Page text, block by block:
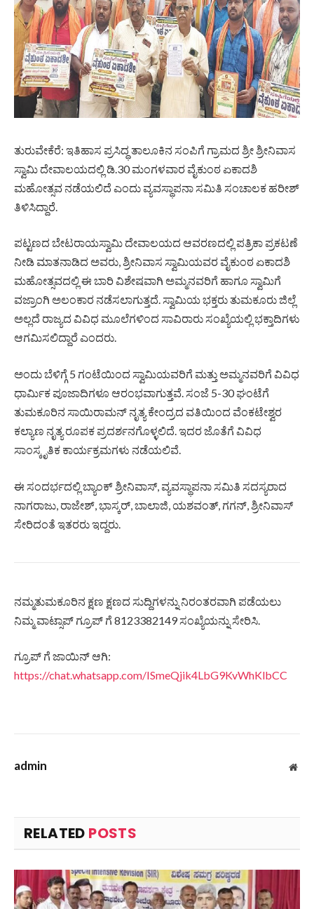
ತುರುವೇಕೆರೆ: ಇತಿಹಾಸ ಪ್ರಸಿದ್ಧ ತಾಲೂಕಿನ ಸಂಪಿಗೆ ಗ್ರಾಮದ ಶ್ರೀ ಶ್ರೀನಿವಾಸ
ಸ್ವಾಮಿ ದೇವಾಲಯದಲ್ಲಿ ಡಿ.30 ಮಂಗಳವಾರ ವೈಕುಂಠ ಏಕಾದಶಿ
ಮಹೋತ್ಸವ ನಡೆಯಲಿದೆ ಎಂದು ವ್ಯವಸ್ಥಾಪನಾ ಸಮಿತಿ ಸಂಚಾಲಕ ಹರೀಶ್
ತಿಳಿಸಿದ್ದಾರೆ.
ಪಟ್ಟಣದ ಬೇಟರಾಯಸ್ವಾಮಿ ದೇವಾಲಯದ ಆವರಣದಲ್ಲಿ ಪತ್ರಿಕಾ ಪ್ರಕಟಣೆ
ನೀಡಿ ಮಾತನಾಡಿದ ಅವರು, ಶ್ರೀನಿವಾಸ ಸ್ವಾಮಿಯವರ ವೈಕುಂಠ ಏಕಾದಶಿ
ಮಹೋತ್ಸವದಲ್ಲಿ ಈ ಬಾರಿ ವಿಶೇಷವಾಗಿ ಅಮ್ಮನವರಿಗೆ ಹಾಗೂ ಸ್ವಾಮಿಗೆ
ವಜ್ರಾಂಗಿ ಅಲಂಕಾರ ನಡೆಸಲಾಗುತ್ತದೆ. ಸ್ವಾಮಿಯ ಭಕ್ತರು ತುಮಕೂರು ಜಿಲ್ಲೆ
ಅಲ್ಲದೆ ರಾಜ್ಯದ ವಿವಿಧ ಮೂಲೆಗಳಿಂದ ಸಾವಿರಾರು ಸಂಖ್ಯೆಯಲ್ಲಿ ಭಕ್ತಾದಿಗಳು
ಆಗಮಿಸಲಿದ್ದಾರೆ ಎಂದರು.
ಅಂದು ಬೆಳಿಗ್ಗೆ 5 ಗಂಟೆಯಿಂದ ಸ್ವಾಮಿಯವರಿಗೆ ಮತ್ತು ಅಮ್ಮನವರಿಗೆ ವಿವಿಧ
ಧಾರ್ಮಿಕ ಪೂಜಾದಿಗಳೂ ಆರಂಭವಾಗುತ್ತವೆ. ಸಂಜೆ 5-30 ಘಂಟೆಗೆ
ತುಮಕೂರಿನ ಸಾಯಿರಾಮನ್ ನೃತ್ಯ ಕೇಂದ್ರದ ವತಿಯಿಂದ ವೆಂಕಟೇಶ್ವರ
ಕಲ್ಯಾಣ ನೃತ್ಯ ರೂಪಕ ಪ್ರದರ್ಶನಗೊಳ್ಳಲಿದೆ. ಇದರ ಜೊತೆಗೆ ವಿವಿಧ
ಸಾಂಸ್ಕೃತಿಕ ಕಾರ್ಯಕ್ರಮಗಳು ನಡೆಯಲಿವೆ.
ಈ ಸಂದರ್ಭದಲ್ಲಿ ಬ್ಯಾಂಕ್ ಶ್ರೀನಿವಾಸ್, ವ್ಯವಸ್ಥಾಪನಾ ಸಮಿತಿ ಸದಸ್ಯರಾದ
ನಾಗರಾಜು, ರಾಜೇಶ್, ಭಾಸ್ಕರ್, ಬಾಲಾಜಿ, ಯಶವಂತ್, ಗಗನ್, ಶ್ರೀನಿವಾಸ್
ಸೇರಿದಂತೆ ಇತರರು ಇದ್ದರು.
ನಮ್ಮತುಮಕೂರಿನ ಕ್ಷಣ ಕ್ಷಣದ ಸುದ್ದಿಗಳನ್ನು ನಿರಂತರವಾಗಿ ಪಡೆಯಲು
ನಿಮ್ಮ ವಾಟ್ಸಾಪ್ ಗ್ರೂಪ್ ಗೆ 8123382149 ಸಂಖ್ಯೆಯನ್ನು ಸೇರಿಸಿ.
ಗ್ರೂಪ್ ಗೆ ಜಾಯಿನ್ ಆಗಿ:
https://chat.whatsapp.com/ISmeQjik4LbG9KvWhKlbCC
admin
RELATED POSTS